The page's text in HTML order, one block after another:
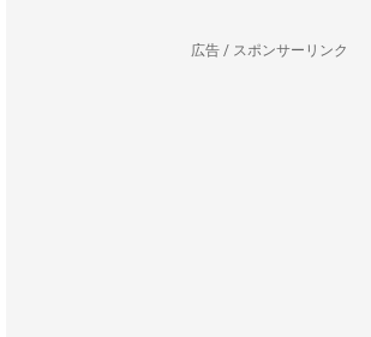
広告 / スポンサーリンク